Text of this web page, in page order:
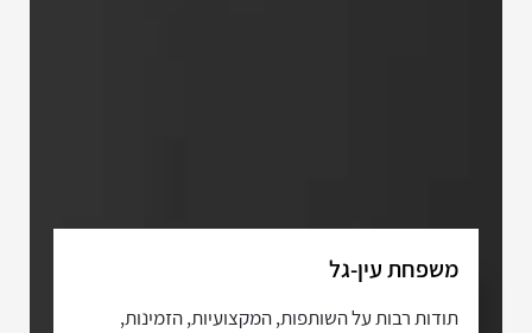
משפחת עין-גל
תודות רבות על השותפות, המקצועיות, הזמינות,